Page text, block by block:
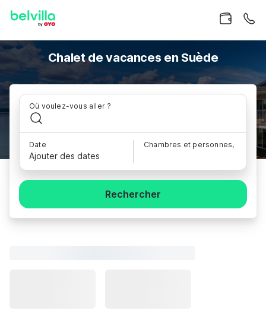
Chalet de vacances en Suède
Où voulez-vous aller ?
Date
Ajouter des dates
Chambres et personnes,
Rechercher